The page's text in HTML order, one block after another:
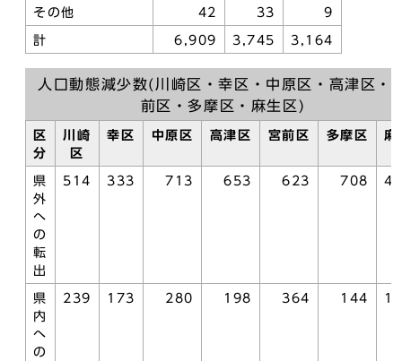
その他 42 33 9
計 6,909 3,745 3,164
人口動態減少数(川崎区・幸区・中原区・高津区・
前区・多摩区・麻生区)
区
分
川崎
区
幸区 中原区 高津区 宮前区 多摩区
麻
県
外
へ
の
転
出
514 333 713 653 623 708
県
内
へ
の
239 173 280 198 364 144